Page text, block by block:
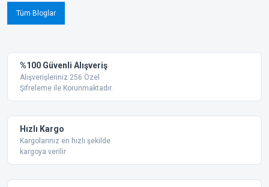
Tüm Bloglar
%100 Güvenli Alışveriş
Alışverişleriniz 256 Özel
Şifreleme ile Korunmaktadır.
Hızlı Kargo
Kargolarınız en hızlı şekilde
kargoya verilir